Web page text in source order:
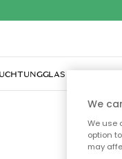
GLAS & GESCHIRR
We
We use
option
may